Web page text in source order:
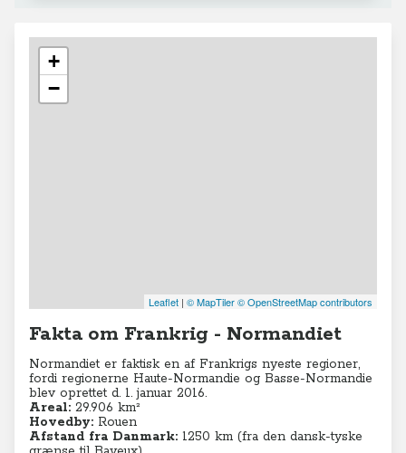
+
−
Leaflet | © MapTiler© OpenStreetMap contributors
Fakta om Frankrig - Normandiet
Normandiet er faktisk en af Frankrigs nyeste regioner,
fordi regionerne Haute-Normandie og Basse-Normandie
blev oprettet d. 1. januar 2016.
Areal: 29.906 km²
Hovedby: Rouen
Afstand fra Danmark: 1250 km (fra den dansk-tyske